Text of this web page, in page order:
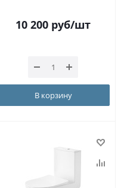
10 200 руб/шт
В корзину